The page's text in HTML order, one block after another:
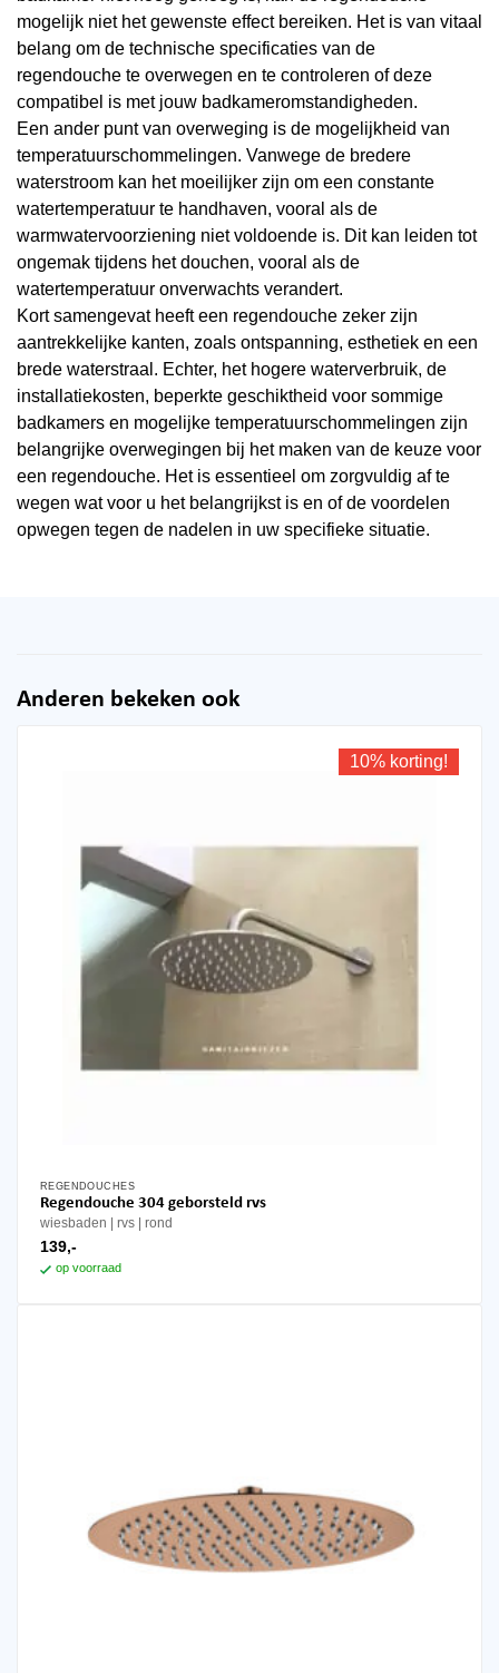
mogelijk niet het gewenste effect bereiken. Het is van vitaal
belang om de technische specificaties van de
regendouche te overwegen en te controleren of deze
compatibel is met jouw badkameromstandigheden.
Een ander punt van overweging is de mogelijkheid van
temperatuurschommelingen. Vanwege de bredere
waterstroom kan het moeilijker zijn om een constante
watertemperatuur te handhaven, vooral als de
warmwatervoorziening niet voldoende is. Dit kan leiden tot
ongemak tijdens het douchen, vooral als de
watertemperatuur onverwachts verandert.
Kort samengevat heeft een regendouche zeker zijn
aantrekkelijke kanten, zoals ontspanning, esthetiek en een
brede waterstraal. Echter, het hogere waterverbruik, de
installatiekosten, beperkte geschiktheid voor sommige
badkamers en mogelijke temperatuurschommelingen zijn
belangrijke overwegingen bij het maken van de keuze voor
een regendouche. Het is essentieel om zorgvuldig af te
wegen wat voor u het belangrijkst is en of de voordelen
opwegen tegen de nadelen in uw specifieke situatie.
Anderen bekeken ook
10% korting!
REGENDOUCHES
Regendouche 304 geborsteld rvs
wiesbaden rvs rond
139,-
op voorraad